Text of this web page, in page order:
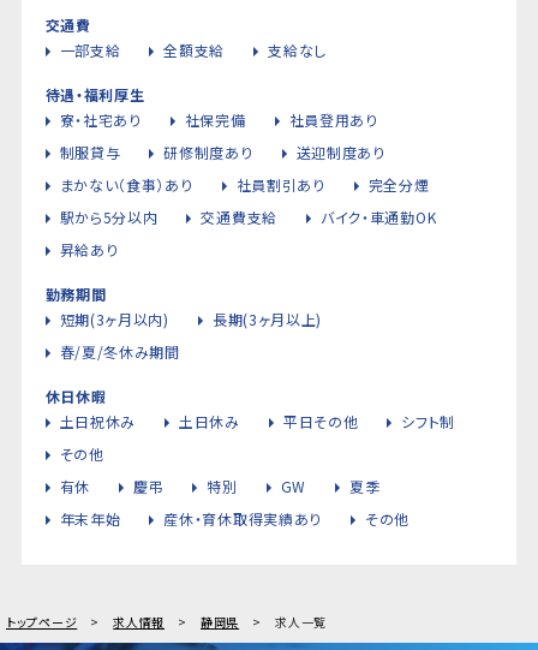
交通費
一部支給
全額支給 支給なし
待遇・福利厚生
寮・社宅あり
社保完備
社員登用あり
制服貸与
研修制度あり
送迎制度あり
まかない（食事）あり
社員割引あり
完全分煙
駅から5分以内
交通費支給
バイク・車通勤OK
昇給あり
勤務期間
短期(3ヶ月以内)
長期(3ヶ月以上)
春/夏/冬休み期間
休日休暇
土日祝休み
土日休み 平日その他
シフト制
その他
有休
慶弔 特別 GW
夏季
年末年始
産休・育休取得実績あり その他
トップページ 求人情報 静岡県 求人一覧